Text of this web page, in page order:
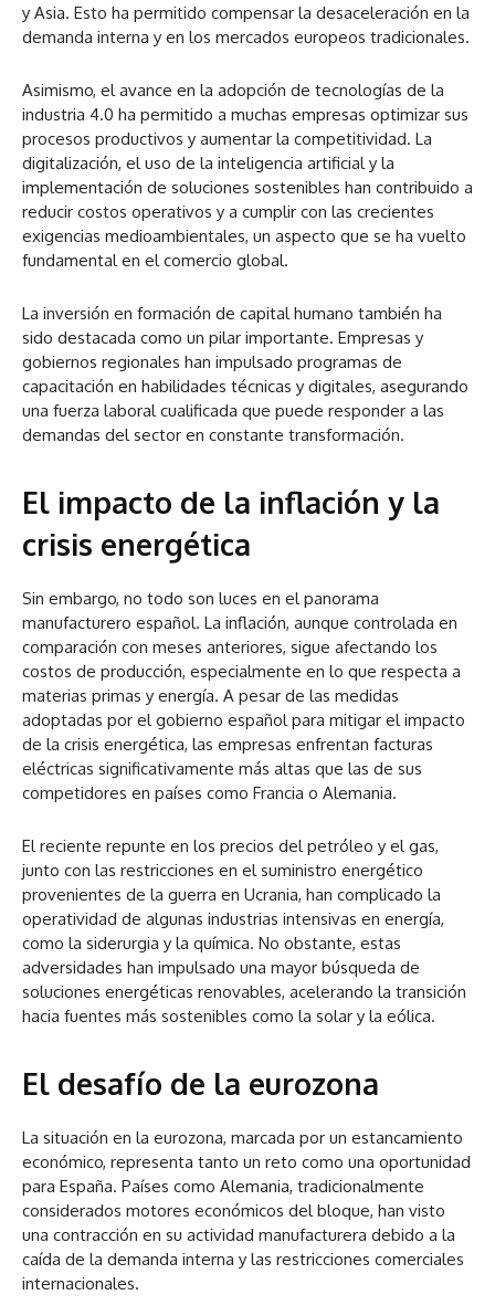
y Asia. Esto ha permitido compensar la desaceleración en la
demanda interna y en los mercados europeos tradicionales.
Asimismo, el avance en la adopción de tecnologías de la
industria 4.0 ha permitido a muchas empresas optimizar sus
procesos productivos y aumentar la competitividad. La
digitalización, el uso de la inteligencia artificial y la
implementación de soluciones sostenibles han contribuido a
reducir costos operativos y a cumplir con las crecientes
exigencias medioambientales, un aspecto que se ha vuelto
fundamental en el comercio global.
La inversión en formación de capital humano también ha
sido destacada como un pilar importante. Empresas y
gobiernos regionales han impulsado programas de
capacitación en habilidades técnicas y digitales, asegurando
una fuerza laboral cualificada que puede responder a las
demandas del sector en constante transformación.
El impacto de la inflación y la
crisis energética
Sin embargo, no todo son luces en el panorama
manufacturero español. La inflación, aunque controlada en
comparación con meses anteriores, sigue afectando los
costos de producción, especialmente en lo que respecta a
materias primas y energía. A pesar de las medidas
adoptadas por el gobierno español para mitigar el impacto
de la crisis energética, las empresas enfrentan facturas
eléctricas significativamente más altas que las de sus
competidores en países como Francia o Alemania.
El reciente repunte en los precios del petróleo y el gas,
junto con las restricciones en el suministro energético
provenientes de la guerra en Ucrania, han complicado la
operatividad de algunas industrias intensivas en energía,
como la siderurgia y la química. No obstante, estas
adversidades han impulsado una mayor búsqueda de
soluciones energéticas renovables, acelerando la transición
hacia fuentes más sostenibles como la solar y la eólica.
El desafío de la eurozona
La situación en la eurozona, marcada por un estancamiento
económico, representa tanto un reto como una oportunidad
para España. Países como Alemania, tradicionalmente
considerados motores económicos del bloque, han visto
una contracción en su actividad manufacturera debido a la
caída de la demanda interna y las restricciones comerciales
internacionales.